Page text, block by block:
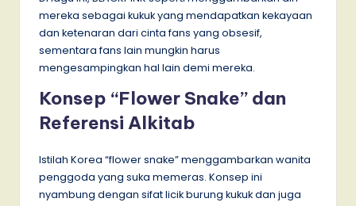
mereka sebagai kukuk yang mendapatkan kekayaan
dan ketenaran dari cinta fans yang obsesif,
sementara fans lain mungkin harus
mengesampingkan hal lain demi mereka.
Konsep “Flower Snake” dan
Referensi Alkitab
Istilah Korea “flower snake” menggambarkan wanita
penggoda yang suka memeras. Konsep ini
nyambung dengan sifat licik burung kukuk dan juga